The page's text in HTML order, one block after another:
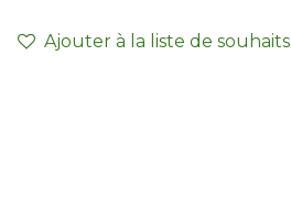
Ajouter à la liste de souhaits